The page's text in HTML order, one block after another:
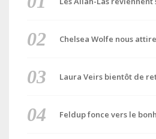
Chelsea Wolfe nous
Laura Veirs bientôt de
Feldup fonce vers le